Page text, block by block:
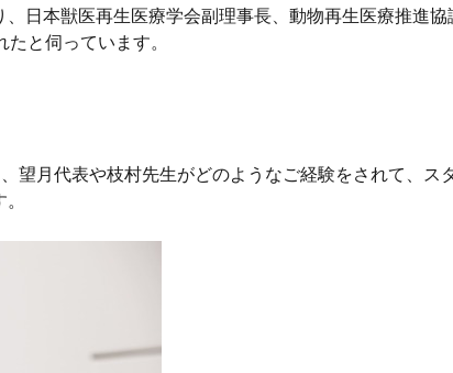
日本獣医再生医療学会副理事長、動物再生医療推進
と伺っています。
望月代表や枝村先生がどのようなご経験をされて、ス